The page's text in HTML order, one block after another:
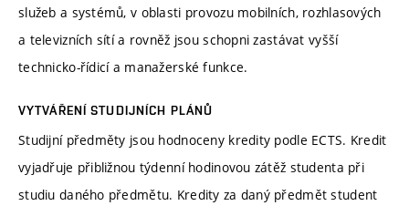
služeb a systémů, v oblasti provozu mobilních, rozhlasových
a televizních sítí a rovněž jsou schopni zastávat vyšší
technicko-řídicí a manažerské funkce.
VYTVÁŘENÍ STUDIJNÍCH PLÁNŮ
Studijní předměty jsou hodnoceny kredity podle ECTS. Kredit
vyjadřuje přibližnou týdenní hodinovou zátěž studenta při
studiu daného předmětu. Kredity za daný předmět student